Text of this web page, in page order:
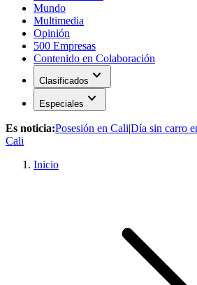
Mundo
Multimedia
Opinión
500 Empresas
Contenido en Colaboración
Clasificados expand_more
Especiales expand_more
Es noticia:Posesión en Cali|Día sin carro
Cali
Inicio